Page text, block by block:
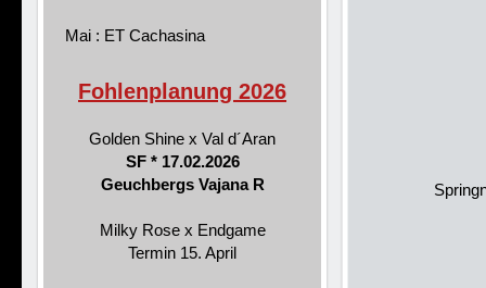
Mai : ET Cachasina
Fohlenplanung 2026
Golden Shine x Val d´Aran
SF * 17.02.2026
Geuchbergs Vajana R
Milky Rose x Endgame
Termin 15. April